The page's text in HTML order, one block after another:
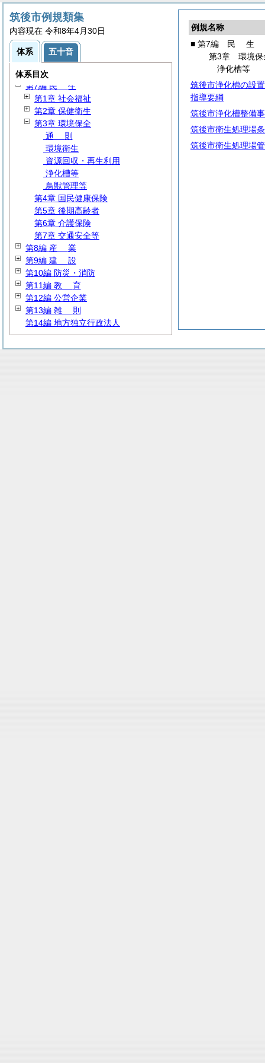
例規名称
■ 第7編
民 生
第3章 環境保
浄化槽等
筑後市浄化槽の設
指導要綱
筑後市浄化槽整備
筑後市衛生処理場
筑後市衛生処理場
筑後市例規類集
内容現在 令和8年4月30日
体系 五十音
体系目次
第1編総規
第2編 議会・選挙・監査
第3編 行政通則
第4編人事
第5編給与
第6編
第7編 民 生
第1章 社会福祉
第2章 保健衛生
第3章 環境保全
通 則
環境衛生
資源回収・再生利用
浄化槽等
鳥獣管理等
第4章 国民健康保険
第5章 後期高齢者
第6章 介護保険
第7章 交通安全等
第8編 産 業
第9編 建 設
第10編 防災・消防
第11編 教 育
第12編 公営企業
第13編 雑 則
第14編 地方独立行政法人